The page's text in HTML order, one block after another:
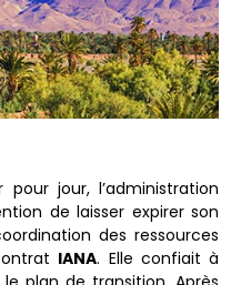
jour, l’administration
de laisser expirer son
des ressources
IANA. Elle confiait à